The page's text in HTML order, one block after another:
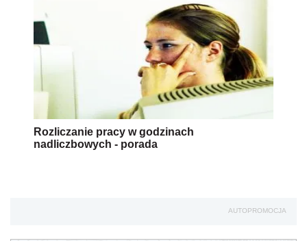
Rozliczanie pracy w godzinach
nadliczbowych - porada
AUTOPROMOCJA